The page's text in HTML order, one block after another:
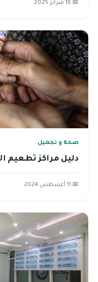
📅 18 فبراير 2025
صحة و تجميل
دليل مراكز تطعيم
📅 11 أغسطس 2024